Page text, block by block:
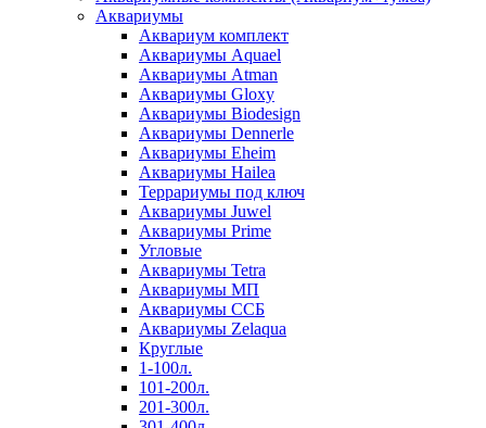
Аквариумы
Аквариум комплект
Аквариумы Aquael
Аквариумы Atman
Аквариумы Gloxy
Аквариумы Biodesign
Аквариумы Dennerle
Аквариумы Eheim
Аквариумы Hailea
Террариумы под ключ
Аквариумы Juwel
Аквариумы Prime
Угловые
Аквариумы Tetra
Аквариумы МП
Аквариумы ССБ
Аквариумы Zelaqua
Круглые
1-100л.
101-200л.
201-300л.